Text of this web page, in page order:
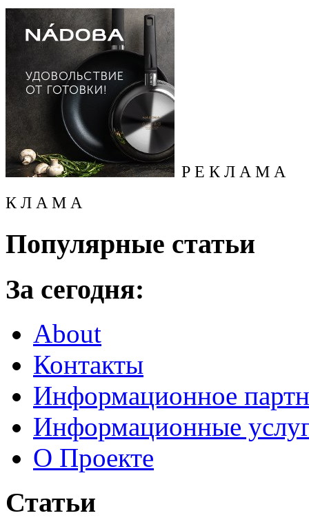
Р Е К Л А М А
К Л А М А
Популярные статьи
За сегодня:
About
Контакты
Информационное
Информационные
О Проекте
Статьи